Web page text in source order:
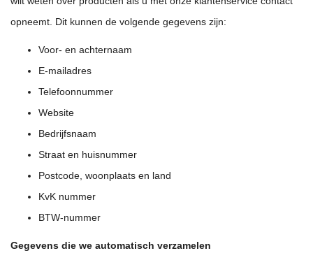
opneemt. Dit kunnen de volgende gegevens zijn:
Voor- en achternaam
E-mailadres
Telefoonnummer
Website
Bedrijfsnaam
Straat en huisnummer
Postcode, woonplaats en land
KvK nummer
BTW-nummer
Gegevens die we automatisch verzamelen